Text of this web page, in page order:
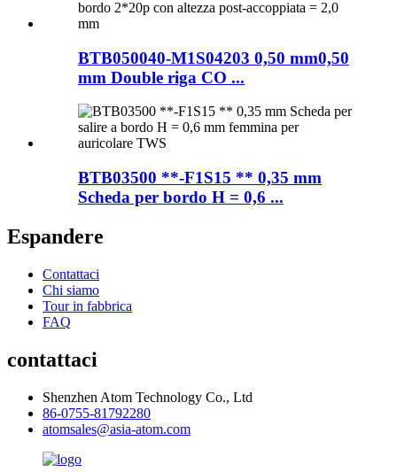
BTB050040-M1S04203 0,50 mm0,50
mm Double riga CO ...
BTB03500 **-F1S15 ** 0,35 mm
Scheda per bordo H = 0,6 ...
Espandere
Contattaci
Chi siamo
Tour in fabbrica
FAQ
contattaci
Shenzhen Atom Technology Co., Ltd
86-0755-81792280
atomsales@asia-atom.com